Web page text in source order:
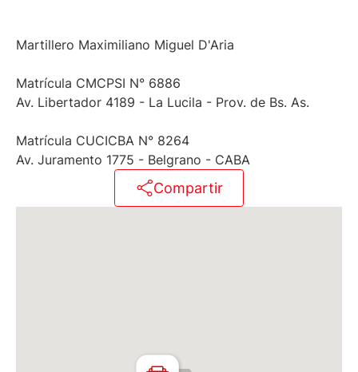
Martillero Maximiliano Miguel D'Aria
Matrícula CMCPSI N° 6886
Av. Libertador 4189 - La Lucila - Prov. de Bs. As.
Matrícula CUCICBA N° 8264
Av. Juramento 1775 - Belgrano - CABA
Compartir